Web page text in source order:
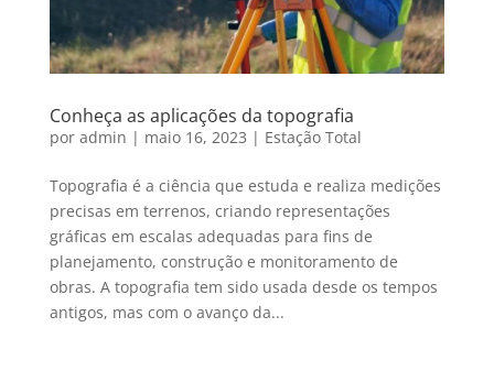
Conheça as aplicações da topografia
por admin | maio 16, 2023 | Estação Total
Topografia é a ciência que estuda e realiza medições
precisas em terrenos, criando representações
gráficas em escalas adequadas para fins de
planejamento, construção e monitoramento de
obras. A topografia tem sido usada desde os tempos
antigos, mas com o avanço da...